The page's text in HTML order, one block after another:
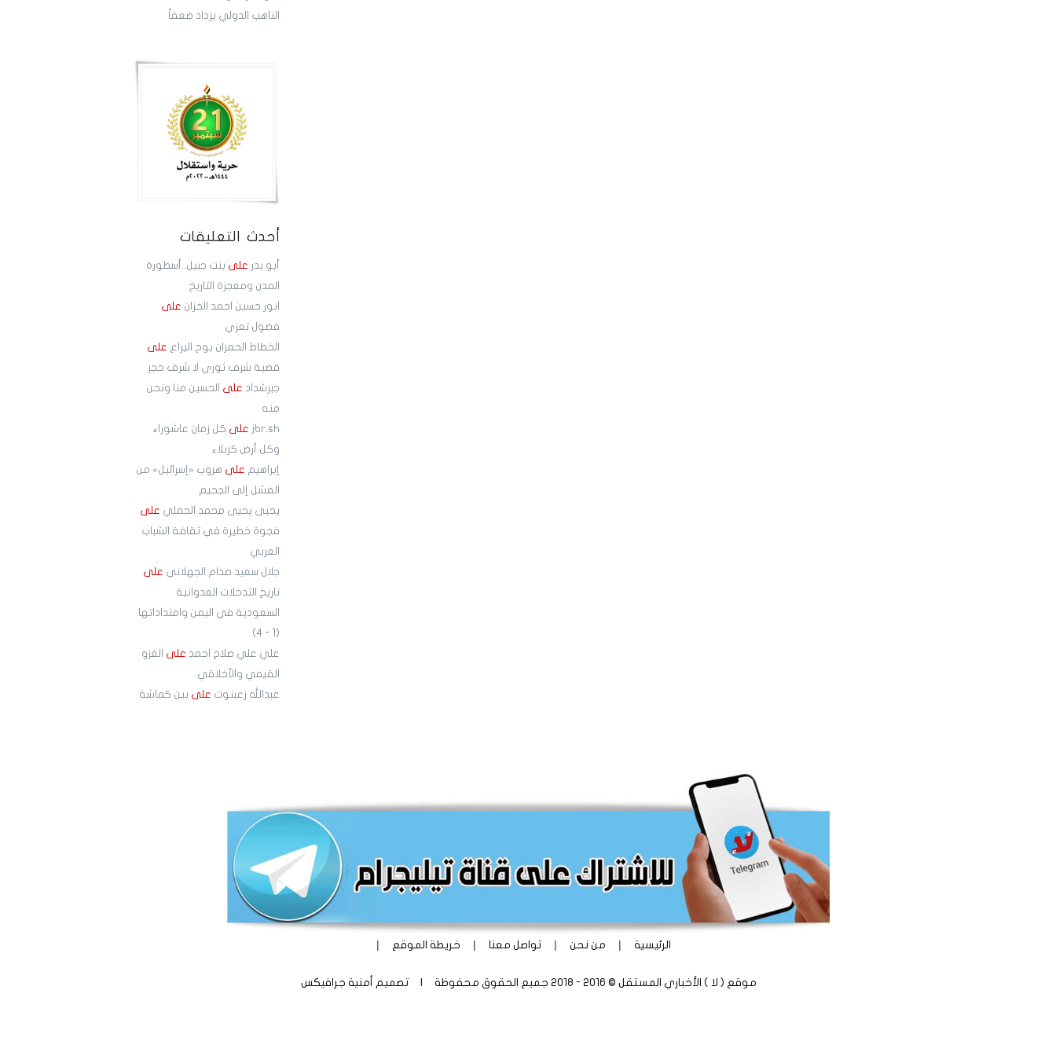
الناهب الدولي يزداد ضعفاً
أحدث التعليقات
أبو بدر على بنت جبيل..أسطورة
المدن ومعجزة التاريخ
انور حسين احمد الخزان على
فضول تعزي
الخطاط الحمران بوح اليراع على
قضية شرف ثوري لا شرف حجر
جبرشداد على
الحسين منا ونحن
منه
jbr.sh على كل زمان عاشوراء
وكل أرض كربلاء
إبراهيم على هروب «إسرائيل» من
الفشل إلى الجحيم
يحيى يحيى محمد الحملي على
فجوة خطيرة في ثقافة الشباب
العربي
جلال سعيد صدام الجهلاني على
تاريخ التدخلات العدوانية
السعودية في اليمن وامتداداتها
(1 - 4)
علي علي صلاح احمد على
الغزو
القيمي والأخلاقي
عبدالله زعبنوت على بين كماشة
الرئيسية | من نحن | تواصل معنا | خريطة الموقع |
موقع ( لا ) الأخباري المستقل © 2016 - 2018 جميع الحقوق محفوظة | تصميم أمنية جرافيكس